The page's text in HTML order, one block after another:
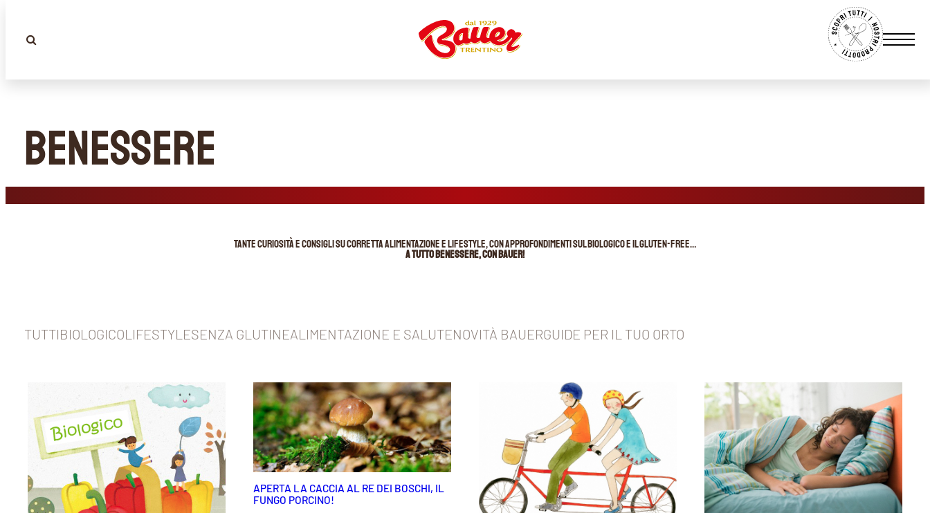
Benessere
Tante curiosità e consigli su corretta alimentazione e lifestyle, con approfondimenti sul biologico e il gluten-free…
A tutto benessere, con Bauer!
TUTTIBIOLOGICOLIFESTYLESENZA GLUTINEALIMENTAZIONE E SALUTENOVITÀ BAUERGUIDE PER IL TUO ORTO
APERTA LA CACCIA AL RE DEI BOSCHI, IL
FUNGO PORCINO!